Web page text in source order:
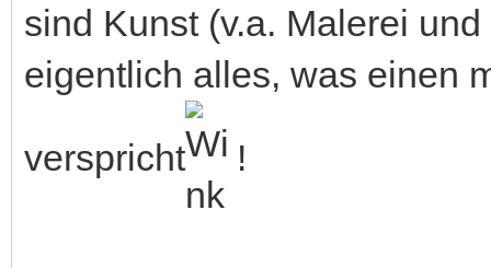
sind Kunst (v.a. Malerei
eigentlich alles, was einen
verspricht
!